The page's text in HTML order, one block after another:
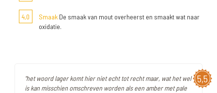
4,0 Smaak De smaak van mout overheerst en smaakt wat naar
oxidatie.
5,5
"het woord lager komt hier niet echt tot recht maar, wat het wel
is kan misschien omschreven worden als een amber met pale